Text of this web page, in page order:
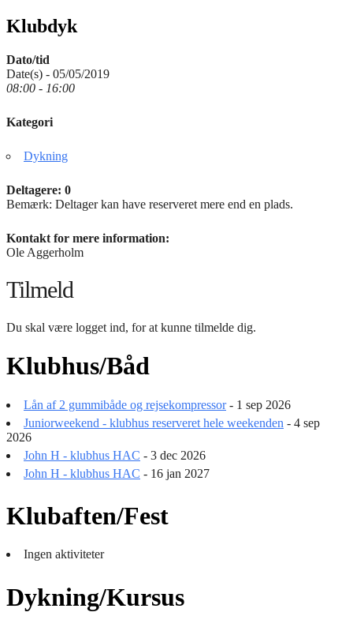
Klubdyk
Dato/tid
Date(s) - 05/05/2019
08:00 - 16:00
Kategori
Dykning
Deltagere: 0
Bemærk: Deltager kan have reserveret mere end en plads.
Kontakt for mere information:
Ole Aggerholm
Tilmeld
Du skal være logget ind, for at kunne tilmelde dig.
Klubhus/Båd
Lån af 2 gummibåde og rejsekompressor- 1 sep 2026
Juniorweekend - klubhus reserveret hele weekenden - 4 sep
2026
John H - klubhus HAC - 3 dec 2026
John H - klubhus HAC - 16 jan 2027
Klubaften/Fest
Ingen aktiviteter
Dykning/Kursus